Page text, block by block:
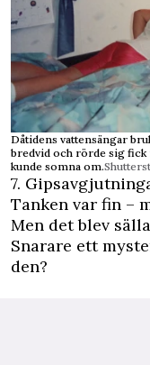
Dåtidens vattensängar
bredvid och rörde sig fick
kunde somna om.
7.
Tanken var fin –
Men det blev
Snarare ett
den?